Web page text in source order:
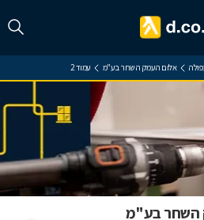
אלום העמק השחר בע"מ עמוד 2
השחר בע"מ